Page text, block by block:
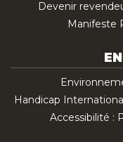
Devenir
Manifeste
Handicap
Accessibilité :